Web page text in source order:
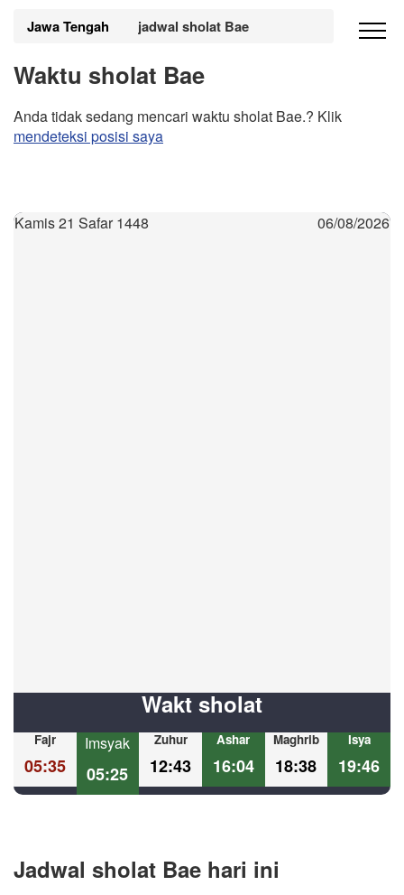
Jawa Tengah jadwal sholat Bae
Waktu sholat Bae
Anda tidak sedang mencari waktu sholat Bae.? Klik
mendeteksi posisi saya
Kamis 21 Safar 1448 06/08/2026
Wakt sholat
Fajr
05:35
Imsyak
05:25
Zuhur
12:43
Ashar
16:04
Maghrib
18:38
Isya
19:46
Jadwal sholat Bae hari ini